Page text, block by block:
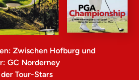
Zwischen Hofburg und
GC Norderney
Tour-Stars